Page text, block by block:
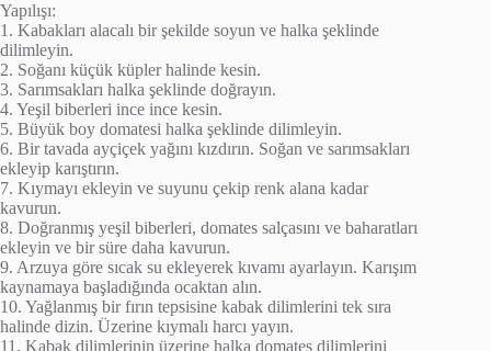
Yapılışı:
1. Kabakları alacalı bir şekilde soyun ve halka şeklinde
dilimleyin.
2. Soğanı küçük küpler halinde kesin.
3. Sarımsakları halka şeklinde doğrayın.
4. Yeşil biberleri ince ince kesin.
5. Büyük boy domatesi halka şeklinde dilimleyin.
6. Bir tavada ayçiçek yağını kızdırın. Soğan ve sarımsakları
ekleyip karıştırın.
7. Kıymayı ekleyin ve suyunu çekip renk alana kadar
kavurun.
8. Doğranmış yeşil biberleri, domates salçasını ve baharatları
ekleyin ve bir süre daha kavurun.
9. Arzuya göre sıcak su ekleyerek kıvamı ayarlayın. Karışım
kaynamaya başladığında ocaktan alın.
10. Yağlanmış bir fırın tepsisine kabak dilimlerini tek sıra
halinde dizin. Üzerine kıymalı harcı yayın.
11. Kabak dilimlerinin üzerine halka domates dilimlerini